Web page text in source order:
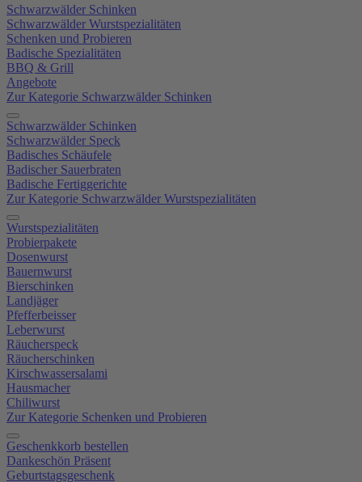
Schwarzwälder Schinken
Schwarzwälder Wurstspezialitäten
Schenken und Probieren
Badische Spezialitäten
BBQ & Grill
Angebote
Zur Kategorie Schwarzwälder Schinken
Schwarzwälder Schinken
Schwarzwälder Speck
Badisches Schäufele
Badischer Sauerbraten
Badische Fertiggerichte
Zur Kategorie Schwarzwälder Wurstspezialitäten
Wurstspezialitäten
Probierpakete
Dosenwurst
Bauernwurst
Bierschinken
Landjäger
Pfefferbeisser
Leberwurst
Räucherspeck
Räucherschinken
Kirschwassersalami
Hausmacher
Chiliwurst
Zur Kategorie Schenken und Probieren
Geschenkkorb bestellen
Dankeschön Präsent
Geburtstagsgeschenk